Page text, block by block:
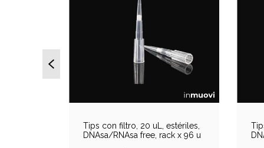
Tips con filtro, 20 uL, estériles,
DNAsa/RNAsa free, rack x 96 u